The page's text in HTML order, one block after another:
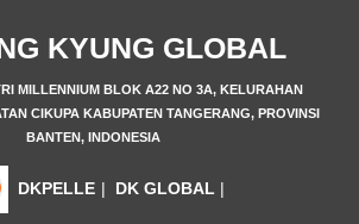
KYUNG GLOBAL
MILLENNIUM BLOK A22 NO 3A, KELURAHAN
CIKUPA KABUPATEN TANGERANG, PROVINSI
BANTEN, INDONESIA
DKPELLE | DK GLOBAL |